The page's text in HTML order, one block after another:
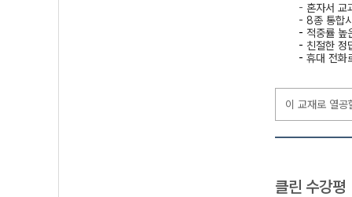
- 혼자서 교
- 8종 통합
- 적중률 높
- 친절한 정
- 휴대 전화
이 교재로 열
클린 수강평